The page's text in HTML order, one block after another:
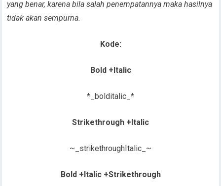
yang benar, karena bila salah penempatannya maka hasilnya
tidak akan sempurna.
Kode:
Bold +Italic
*_bolditalic_*
Strikethrough +Italic
~_strikethroughItalic_~
Bold +Italic +Strikethrough